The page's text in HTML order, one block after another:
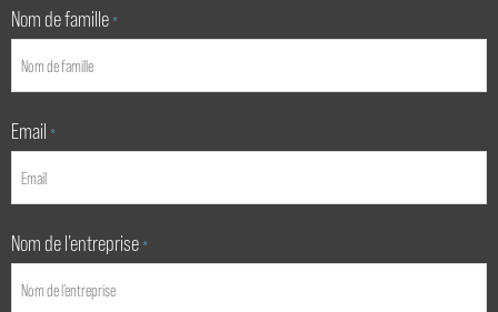
Nom de famille *
Email *
Nom de l’entreprise *